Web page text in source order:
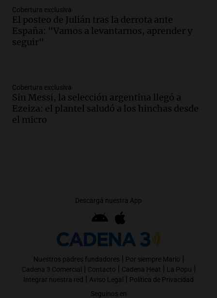
Cobertura exclusiva
El posteo de Julián tras la derrota ante
España: "Vamos a levantarnos, aprender y
seguir"
Cobertura exclusiva
Sin Messi, la selección argentina llegó a
Ezeiza: el plantel saludó a los hinchas desde
el micro
Descargá nuestra App
Nuestros padres fundadores | Por siempre Mario |
Cadena 3 Comercial | Contacto | Cadena Heat | La Popu |
Integrar nuestra red | Aviso Legal | Política de Privacidad
Seguinos en